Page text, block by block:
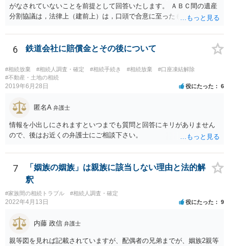
がなされていないことを前提として回答いたします。 ＡＢＣ間の遺産
分割協議は，法律上（建前上）は，口頭で合意に至ったものであって
ん。 また，不動産の名義を移転するためには，遺産分割協議書への署
名捺印を得る必要があります。 したがって，残念ながら，「ＡＢＣ間
の遺産分割協議が有効に成立している」という前提に基づく主張は困
難と思われます。 「ＡＢＣ間の遺産分割協議は未了のまま，ＡとＢが
死亡し，二次相続が発生した」という前提に基づいて協議を進める必
要があります。 もちろん，Ｃの立場としては，ＡＢＣ間の遺産分割協
人は応じない姿勢を示していることから，実現は困難だと思います。
しどころ）としては，譲歩することを甘受しなければならないかもし
れません。
6 鉄道会社に賠償金とその後について
#相続放棄 #相続人調査・確定 #相続手続き #相続放棄
#口座凍結解除
#不動産・土地の相続
2019年6月28日 役にたった 6
匿名A 弁護士
情報を小出しにされますといつまでも質問と回答にキリがありません
ので、後はお近くの弁護士にご相談下さい。
7
「姻族の姻族」は親族に該当しない理由と法的解
釈
#家族間の相続トラブル #相続人調査・確定
2022年4月13日 役にたった 9
内藤 政信 弁護士
親等図を見れば記載されていますが、配偶者の兄弟までが、姻族2親等